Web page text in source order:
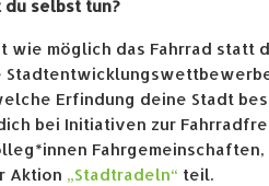
du selbst tun?
wie möglich das Fahrrad statt
Erfindung deine Stadt
bei Initiativen zur
Fahrgemeinschaften,
Aktion „Stadtradeln“ teil.